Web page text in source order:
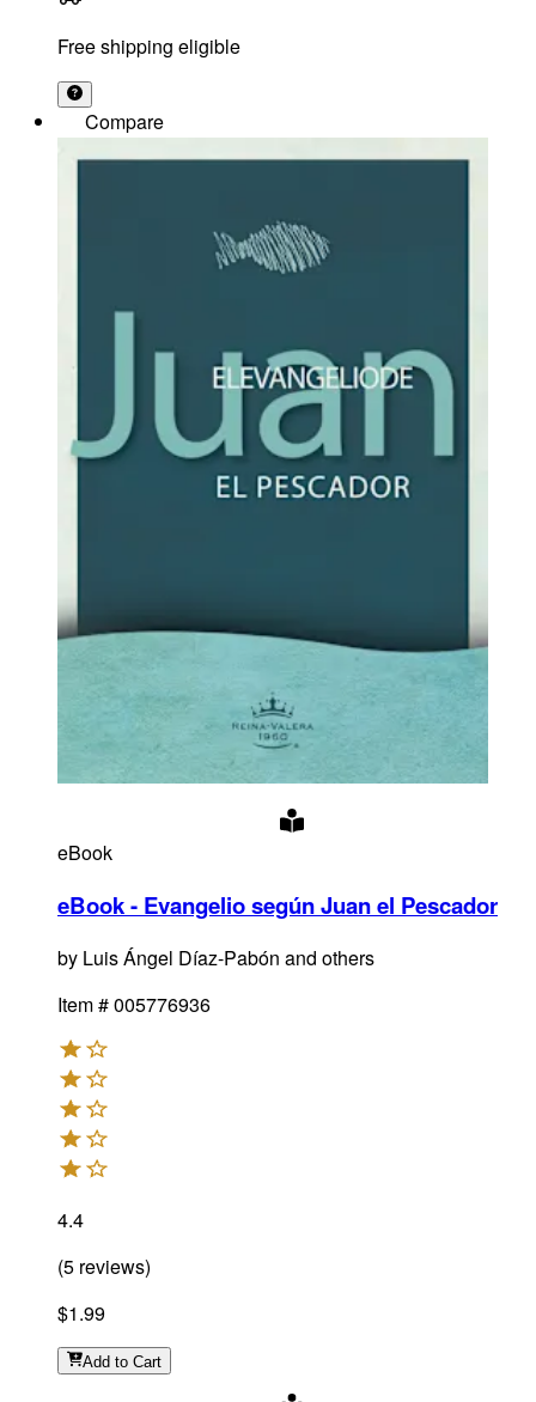
Free shipping eligible
Compare
eBook
eBook - Evangelio según Juan el Pescador
by Luis Ángel Díaz-Pabón and others
Item #005776936
4.4
(5 reviews)
$1.99
Add to Cart